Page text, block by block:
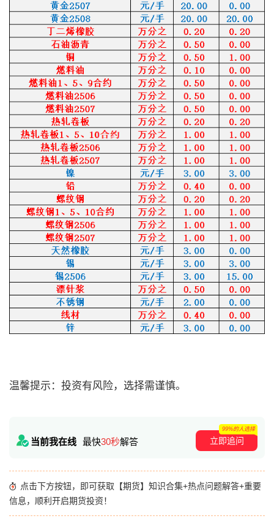
温馨提示：投资有风险，选择需谨慎。
当前我在线 最快30秒解答 立即追问
99%的人选择
点击下方按钮，即可获取【期货】知识合集+热点问题解答+重要
信息，顺利开启期货投资！